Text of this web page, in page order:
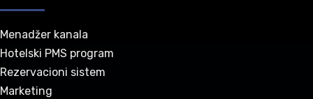
Menadžer kanala
Hotelski PMS program
Rezervacioni sistem
Marketing